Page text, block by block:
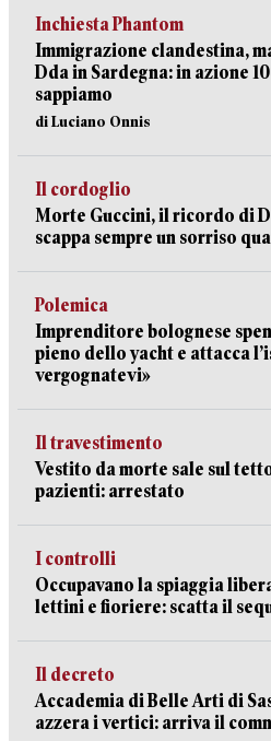
Inchiesta Phantom
Immigrazione clandestina,
Dda in Sardegna: in azione
sappiamo
di Luciano Onnis
Il cordoglio
Morte Guccini, il ricordo di
scappa sempre un sorriso
Polemica
Imprenditore bolognese
pieno dello yacht e attacca
vergognatevi»
Il travestimento
Vestito da morte sale sul
pazienti: arrestato
I controlli
Occupavano la spiaggia
lettini e fioriere: scatta il
Il decreto
Accademia di Belle Arti di
azzera i vertici: arriva il